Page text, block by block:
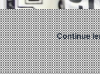
Continue